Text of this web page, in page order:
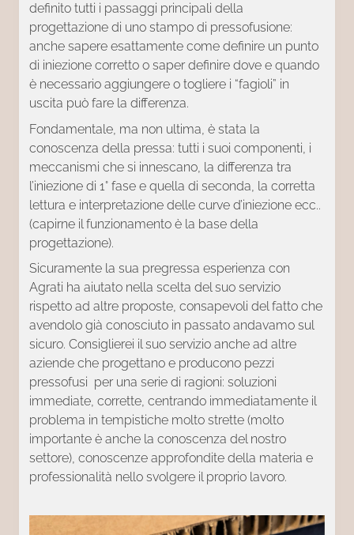
definito tutti i passaggi principali della
progettazione di uno stampo di pressofusione:
anche sapere esattamente come definire un punto
di iniezione corretto o saper definire dove e quando
è necessario aggiungere o togliere i “fagioli” in
uscita può fare la differenza.
Fondamentale, ma non ultima, è stata la
conoscenza della pressa: tutti i suoi componenti, i
meccanismi che si innescano, la differenza tra
l’iniezione di 1° fase e quella di seconda, la corretta
lettura e interpretazione delle curve d’iniezione ecc..
(capirne il funzionamento è la base della
progettazione).
Sicuramente la sua pregressa esperienza con
Agrati ha aiutato nella scelta del suo servizio
rispetto ad altre proposte, consapevoli del fatto che
avendolo già conosciuto in passato andavamo sul
sicuro. Consiglierei il suo servizio anche ad altre
aziende che progettano e producono pezzi
pressofusi per una serie di ragioni: soluzioni
immediate, corrette, centrando immediatamente il
problema in tempistiche molto strette (molto
importante è anche la conoscenza del nostro
settore), conoscenze approfondite della materia e
professionalità nello svolgere il proprio lavoro.